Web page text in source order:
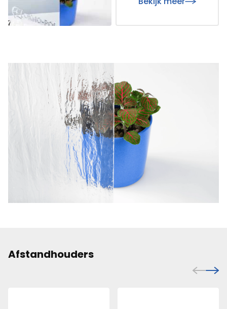
Afstandhouders